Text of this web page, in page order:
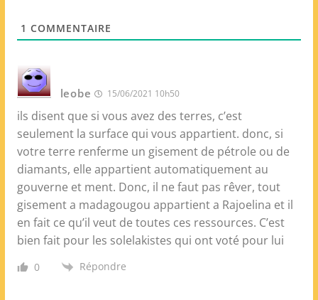
1 COMMENTAIRE
leobe 15/06/2021 10h50
ils disent que si vous avez des terres, c’est
seulement la surface qui vous appartient. donc, si
votre terre renferme un gisement de pétrole ou de
diamants, elle appartient automatiquement au
gouverne et ment. Donc, il ne faut pas rêver, tout
gisement a madagougou appartient a Rajoelina et il
en fait ce qu’il veut de toutes ces ressources. C’est
bien fait pour les solelakistes qui ont voté pour lui
0 Répondre